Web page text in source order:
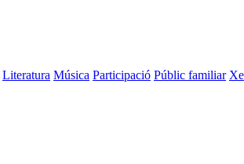
Literatura Música Participació Públic familiar